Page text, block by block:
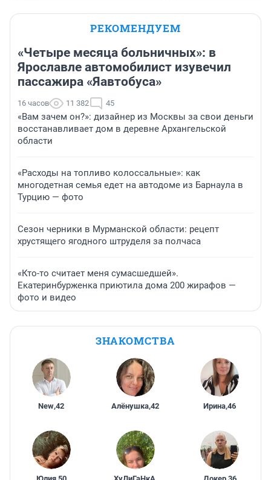
РЕКОМЕНДУЕМ
«Четыре месяца больничных»: в
Ярославле автомобилист изувечил
пассажира «Яавтобуса»
16 часов 11 382 45
«Вам зачем он?»: дизайнер из Москвы за свои деньги
восстанавливает дом в деревне Архангельской
области
«Расходы на топливо колоссальные»: как
многодетная семья едет на автодоме из Барнаула в
Турцию — фото
Сезон черники в Мурманской области: рецепт
хрустящего ягодного штруделя за полчаса
«Кто-то считает меня сумасшедшей».
Екатеринбурженка приютила дома 200 жирафов —
фото и видео
ЗНАКОМСТВА
New,42 Алёнушка,42 Ирина,46
Юлия, 50 ХуЛиГаНкА Докер, 36